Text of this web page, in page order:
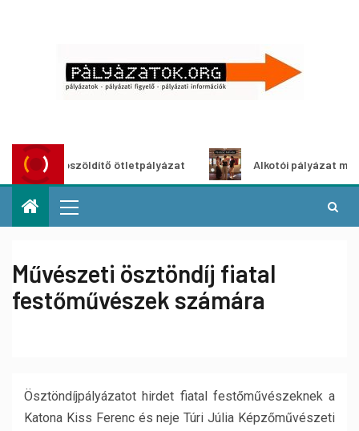
Városzöldítő ötletpályázat Alkotói pályázat
Művészeti ösztöndíj fiatal
festőművészek számára
Ösztöndíjpályázatot hirdet fiatal festőművészeknek a
Katona Kiss Ferenc és neje Túri Júlia Képzőművészeti